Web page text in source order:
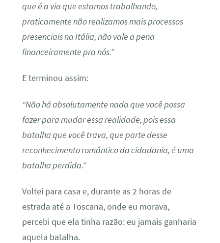
que é a via que estamos trabalhando,
praticamente não realizamos mais processos
presenciais na Itália, não vale a pena
financeiramente pra nós.”
E terminou assim:
“Não há absolutamente nada que você possa
fazer para mudar essa realidade, pois essa
batalha que você trava, que parte desse
reconhecimento romântico da cidadania, é uma
batalha perdida.”
Voltei para casa e, durante as 2 horas de
estrada até a Toscana, onde eu morava,
percebi que ela tinha razão: eu jamais ganharia
aquela batalha.